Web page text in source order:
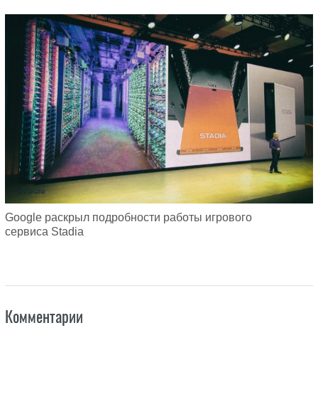
Google раскрыл подробности работы игрового
сервиса Stadia
Комментарии